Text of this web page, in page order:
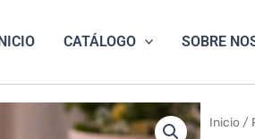
CATÁLOGO SOBRE
Inicio /